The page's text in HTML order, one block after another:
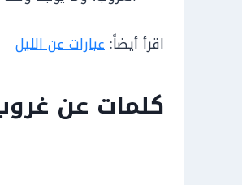
اقرأ أيضاً: عبارات عن الليل
كلمات عن